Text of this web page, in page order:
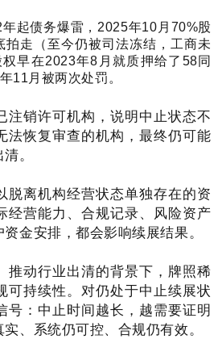
年起债务爆雷， 2025年10 月 70%股
拍走（至今仍被司法冻结，工商未
权早在2023年8 月就质押给了 58同
年11 月被两次处罚。
注销许可机构，说明中止状态不
法恢复审查的机构，最终仍可能
。
脱离机构经营状态单独存在的资
经营能力、合规记录、风险资产
金安排，都会影响续展结果。
推动行业出清的背景下，牌照稀
可持续性。对仍处于中止续展状
号：中止时间越长，越需要证明
、系统仍可控、合规仍有效。